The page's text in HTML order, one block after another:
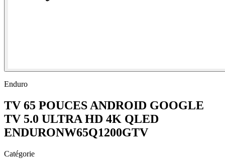
Enduro
TV 65 POUCES ANDROID GOOGLE
TV 5.0 ULTRA HD 4K QLED
ENDURONW65Q1200GTV
Catégorie